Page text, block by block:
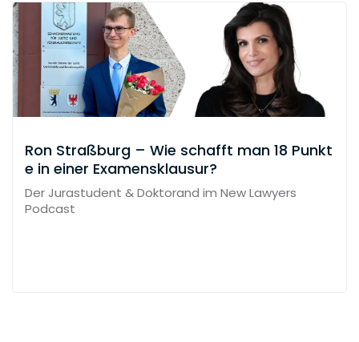
Ron Straßburg – Wie schafft man 18 Punkt
e in einer Examensklausur?
Der Jurastudent & Doktorand im New Lawyers
Podcast